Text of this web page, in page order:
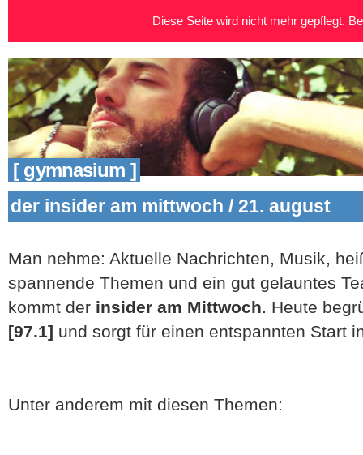
[ gymnasium ]
der insider am mittwoch / 21. august
Man nehme: Aktuelle Nachrichten, Musik,
spannende Themen und ein gut gelauntes
kommt der insider am Mittwoch. Heute
[97.1] und sorgt für einen entspannten Start
Unter anderem mit diesen Themen:
Diese Seite wird nicht mehr gepflegt.